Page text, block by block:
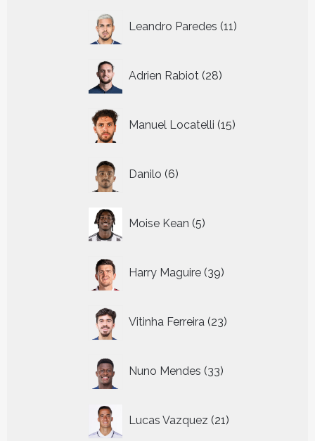
Leandro Paredes 11
producten
Adrien Rabiot 28
producten
Manuel Locatelli 15
producten
Danilo 6
producten
Moise Kean 5
producten
Harry Maguire 39
producten
Vitinha Ferreira 23
producten
Nuno Mendes 33
producten
Lucas Vazquez 21
producten